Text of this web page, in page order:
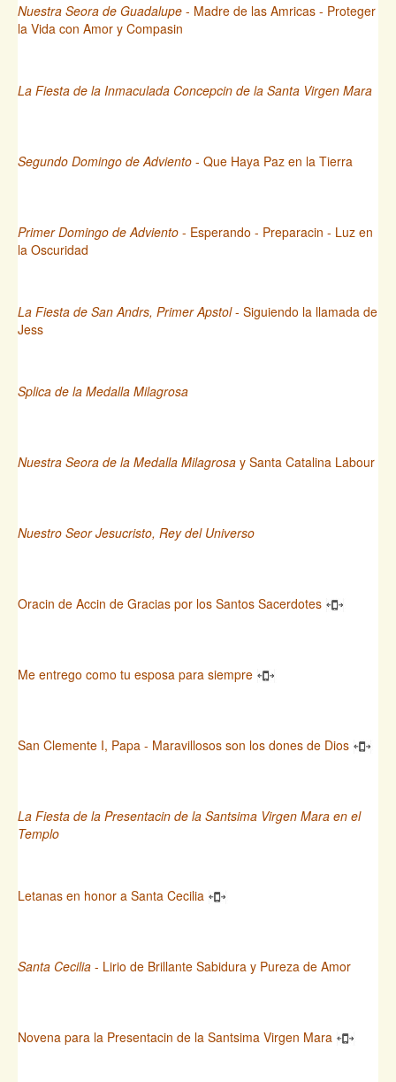
Nuestra Seora de Guadalupe - Madre de las Amricas - Proteger
la Vida con Amor y Compasin
La Fiesta de la Inmaculada Concepcin de la Santa Virgen Mara
Segundo Domingo de Adviento - Que Haya Paz en la Tierra
Primer Domingo de Adviento - Esperando - Preparacin - Luz en
la Oscuridad
La Fiesta de San Andrs, Primer Apstol- Siguiendo la llamada de
Jess
Splica de la Medalla Milagrosa
Nuestra Seora de la Medalla Milagrosa y Santa Catalina Labour
Nuestro Seor Jesucristo, Rey del Universo
Oracin de Accin de Gracias por los Santos Sacerdotes
Me entrego como tu esposa para siempre
San Clemente I, Papa - Maravillosos son los dones de Dios
La Fiesta de la Presentacin de la Santsima Virgen Mara en el
Templo
Letanas en honor a Santa Cecilia
Santa Cecilia - Lirio de Brillante Sabidura y Pureza de Amor
Novena para la Presentacin de la Santsima Virgen Mara